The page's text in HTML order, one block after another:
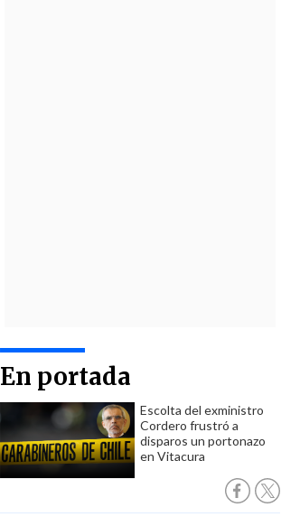
En portada
Escolta del exministro
Cordero frustró a
disparos un portonazo
en Vitacura